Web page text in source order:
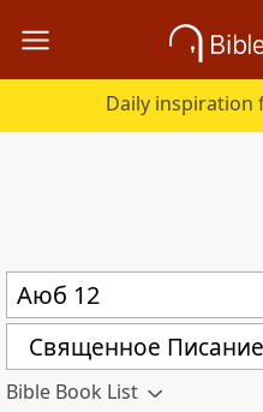
Daily inspiration
Bible Book List